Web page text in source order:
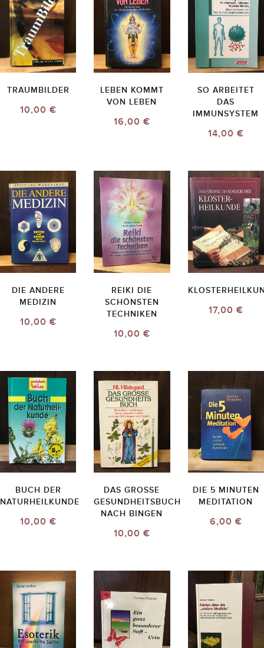
TRAUMBILDER
10,00 €
LEBEN KOMMT
VON LEBEN
16,00 €
SO ARBEITET
DAS
IMMUNSYSTEM
14,00 €
DIE ANDERE
MEDIZIN
10,00 €
REIKI DIE
SCHÖNSTEN
TECHNIKEN
10,00 €
17,00 €
BUCH DER
NATURHEILKUNDE
10,00 €
DAS GROSSE G
ESUNDHEITSBUCH N
ACH BINGEN
10,00 €
DIE 5 MINUTEN
MEDITATION
6,00 €